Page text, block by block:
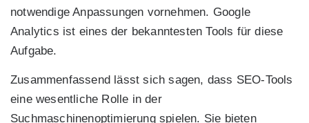
notwendige Anpassungen vornehmen. Google
Analytics ist eines der bekanntesten Tools für diese
Aufgabe.
Zusammenfassend lässt sich sagen, dass SEO-Tools
eine wesentliche Rolle in der
Suchmaschinenoptimierung spielen. Sie bieten